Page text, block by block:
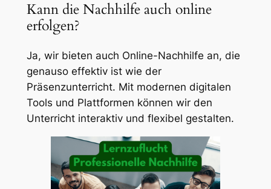
Kann die Nachhilfe auch online
erfolgen?
Ja, wir bieten auch Online-Nachhilfe an, die
genauso effektiv ist wie der
Präsenzunterricht. Mit modernen digitalen
Tools und Plattformen können wir den
Unterricht interaktiv und flexibel gestalten.